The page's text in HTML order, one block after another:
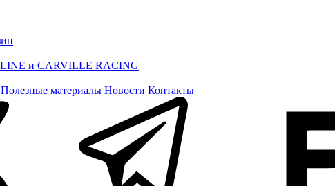
и CARVILLE RACING
Полезные материалы Новости Контакты